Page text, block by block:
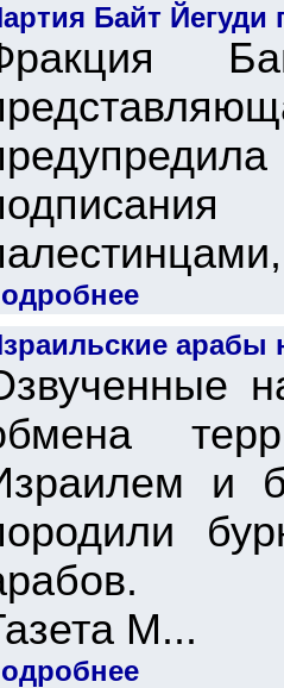
Байт Йегуди
арабы
и
М...